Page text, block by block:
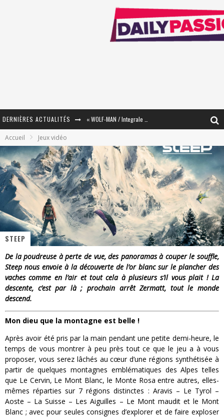
DERNIÈRES ACTUALITÉS
Star Fox
PsyRiver 2026 : la magie revient sur les rives de l’Aar
« MOFUSAND / Parler Japonais » – Des Expressions Pratiques !
« Dr Wertham / L’homme qui étudia les tueurs en série » - Un Métier à Risque !
Assassin's Creed Black Flag Resynced
« Le Vent dand les Saules » - Une Belle Histoire !
« WOLF-MAN / Integrale Tomes 1 et 2 » - Cruelle Vengeance !
Accueil Jeux vidéo
STEEP
De la poudreuse à perte de vue, des panoramas à couper le souffle,
Steep nous envoie à la découverte de l’or blanc sur le plancher des
vaches comme en l’air et tout cela à plusieurs s’il vous plait ! La
descente, c’est par là ; prochain arrêt Zermatt, tout le monde
descend.
Mon dieu que la montagne est belle !
Après avoir été pris par la main pendant une petite demi-heure, le
temps de vous montrer à peu près tout ce que le jeu a à vous
proposer, vous serez lâchés au cœur d’une régions synthétisée à
partir de quelques montagnes emblématiques des Alpes telles
que Le Cervin, Le Mont Blanc, le Monte Rosa entre autres, elles-
mêmes réparties sur 7 régions distinctes : Aravis – Le Tyrol –
Aoste – La Suisse – Les Aiguilles – Le Mont maudit et le Mont
Blanc ; avec pour seules consignes d’explorer et de faire exploser